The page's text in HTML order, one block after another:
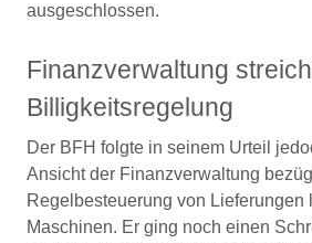
ausgeschlossen.
Finanzverwaltung
Billigkeitsregelung
Der BFH folgte in seinem Urteil
Ansicht der Finanzverwaltung
Regelbesteuerung von Lieferungen
Maschinen. Er ging noch einen